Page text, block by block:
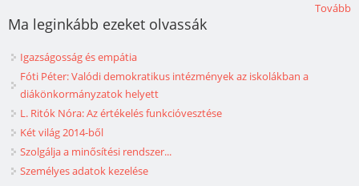
Tovább
Ma leginkább ezeket olvassák
Igazságosság és empátia
Fóti Péter: Valódi demokratikus intézmények az iskolákban a
diákönkormányzatok helyett
L. Ritók Nóra: Az értékelés funkcióvesztése
Két világ 2014-ből
Szolgálja a minősítési rendszer...
Személyes adatok kezelése